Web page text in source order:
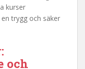
kurser
trygg och säker
:
och